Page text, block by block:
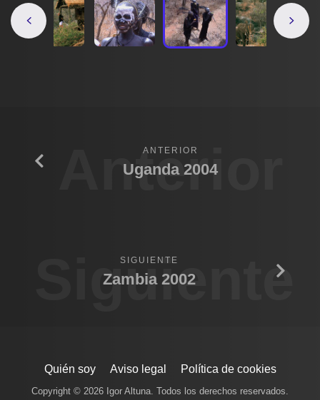
Anterior
ANTERIOR
Uganda 2004
Siguiente
SIGUIENTE
Zambia 2002
Quién soy Aviso legal Política de cookies
Copyright © 2026 Igor Altuna. Todos los derechos reservados.